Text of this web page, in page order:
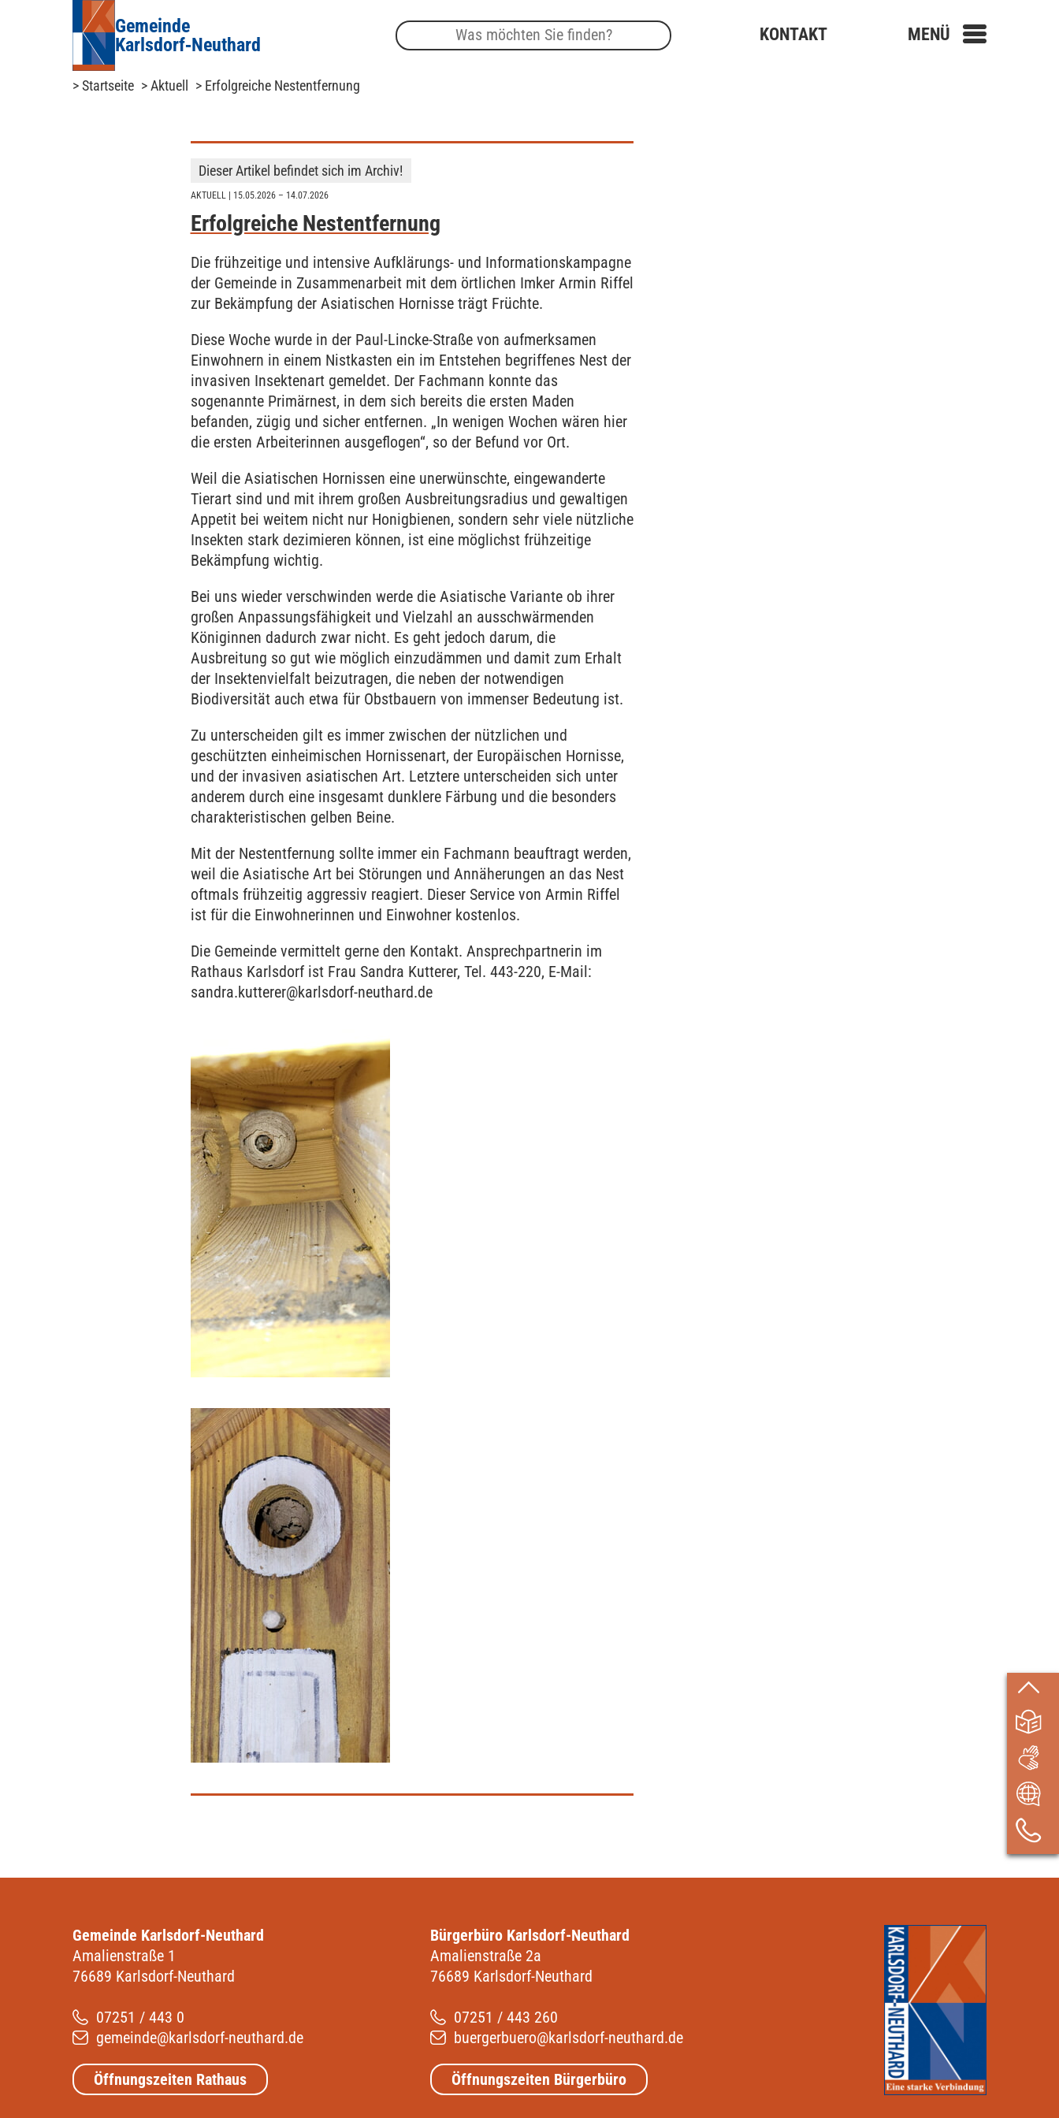
Gemeinde
Karlsdorf‑Neuthard
KONTAKT MENÜ
> Startseite > Aktuell > Erfolgreiche Nestentfernung
Dieser Artikel befindet sich im Archiv!
AKTUELL | 15.05.2026 – 14.07.2026
Erfolgreiche Nestentfernung
Die frühzeitige und intensive Aufklärungs- und Informationskampagne
der Gemeinde in Zusammenarbeit mit dem örtlichen Imker Armin Riffel
zur Bekämpfung der Asiatischen Hornisse trägt Früchte.
Diese Woche wurde in der Paul-Lincke-Straße von aufmerksamen
Einwohnern in einem Nistkasten ein im Entstehen begriffenes Nest der
invasiven Insektenart gemeldet. Der Fachmann konnte das
sogenannte Primärnest, in dem sich bereits die ersten Maden
befanden, zügig und sicher entfernen. „In wenigen Wochen wären hier
die ersten Arbeiterinnen ausgeflogen“, so der Befund vor Ort.
Weil die Asiatischen Hornissen eine unerwünschte, eingewanderte
Tierart sind und mit ihrem großen Ausbreitungsradius und gewaltigen
Appetit bei weitem nicht nur Honigbienen, sondern sehr viele nützliche
Insekten stark dezimieren können, ist eine möglichst frühzeitige
Bekämpfung wichtig.
Bei uns wieder verschwinden werde die Asiatische Variante ob ihrer
großen Anpassungsfähigkeit und Vielzahl an ausschwärmenden
Königinnen dadurch zwar nicht. Es geht jedoch darum, die
Ausbreitung so gut wie möglich einzudämmen und damit zum Erhalt
der Insektenvielfalt beizutragen, die neben der notwendigen
Biodiversität auch etwa für Obstbauern von immenser Bedeutung ist.
Zu unterscheiden gilt es immer zwischen der nützlichen und
geschützten einheimischen Hornissenart, der Europäischen Hornisse,
und der invasiven asiatischen Art. Letztere unterscheiden sich unter
anderem durch eine insgesamt dunklere Färbung und die besonders
charakteristischen gelben Beine.
Mit der Nestentfernung sollte immer ein Fachmann beauftragt werden,
weil die Asiatische Art bei Störungen und Annäherungen an das Nest
oftmals frühzeitig aggressiv reagiert. Dieser Service von Armin Riffel
ist für die Einwohnerinnen und Einwohner kostenlos.
Die Gemeinde vermittelt gerne den Kontakt. Ansprechpartnerin im
Rathaus Karlsdorf ist Frau Sandra Kutterer, Tel. 443-220, E-Mail:
sandra.kutterer@karlsdorf-neuthard.de
Gemeinde Karlsdorf-Neuthard
Amalienstraße 1
76689 Karlsdorf-Neuthard
07251 / 443 0
gemeinde@karlsdorf-neuthard.de
Öffnungszeiten Rathaus
Bürgerbüro Karlsdorf-Neuthard
Amalienstraße 2a
76689 Karlsdorf-Neuthard
07251 / 443 260
buergerbuero@karlsdorf-neuthard.de
Öffnungszeiten Bürgerbüro